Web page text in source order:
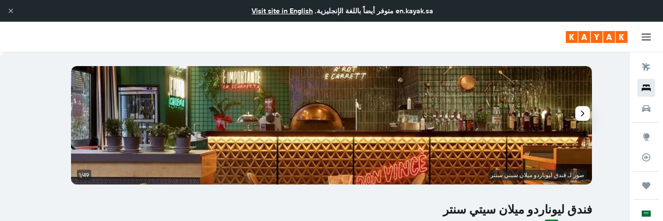
en.kayak.sa متوفر أيضاً باللغة الإنجليزية. Visit site in English
فندق ليوناردو ميلان سيتي سنتر
صور لـ فندق ليوناردو ميلان سيتي سنتر 1/49